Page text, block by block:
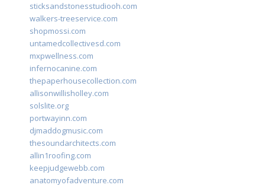
sticksandstonesstudiooh.com
walkers-treeservice.com
shopmossi.com
untamedcollectivesd.com
mxpwellness.com
infernocanine.com
thepaperhousecollection.com
allisonwillisholley.com
solslite.org
portwayinn.com
djmaddogmusic.com
thesoundarchitects.com
allin1roofing.com
keepjudgewebb.com
anatomyofadventure.com